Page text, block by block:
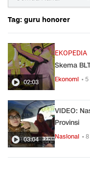
Tag: guru honorer
02:03
EKOPEDIA
Skema
Ekonomi •
03:04
VIDEO:
Provinsi
Nasional •